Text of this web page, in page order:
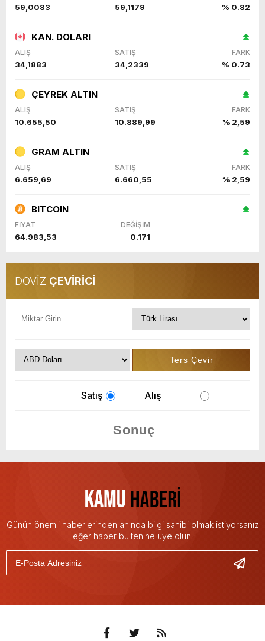
59,0083 59,1179 % 0.82
KAN. DOLARI
ALIŞ SATIŞ FARK
34,1883 34,2339 % 0.73
ÇEYREK ALTIN
ALIŞ SATIŞ FARK
10.655,50 10.889,99 % 2,59
GRAM ALTIN
ALIŞ SATIŞ FARK
6.659,69 6.660,55 % 2,59
BITCOIN
FİYAT DEĞİŞİM
64.983,53 0.171
DÖVİZ ÇEVİRİCİ
Satış Alış
Günün önemli haberlerinden anında bilgi sahibi olmak istiyorsanız
eğer haber bültenine üye olun.